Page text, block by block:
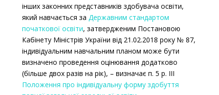
інших законних представників здобувача освіти,
який навчається за Державним стандартом
початкової освіти, затвердженим Постановою
Кабінету Міністрів України від 21.02.2018 року № 87,
індивідуальним навчальним планом може бути
визначено проведення оцінювання додатково
(більше двох разів на рік), – визначає п. 5 р. III
Положення про індивідуальну форму здобуття